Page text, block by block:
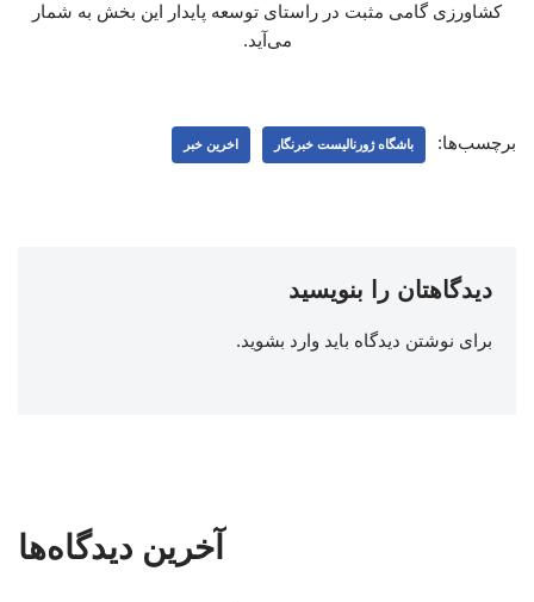
کشاورزی گامی مثبت در راستای توسعه پایدار این بخش به شمار
می‌آید.
برچسب‌ها: باشگاه ژورنالیست خبرنگار اخرین خبر
دیدگاهتان را بنویسید
برای نوشتن دیدگاه باید وارد بشوید.
آخرین دیدگاه‌ها